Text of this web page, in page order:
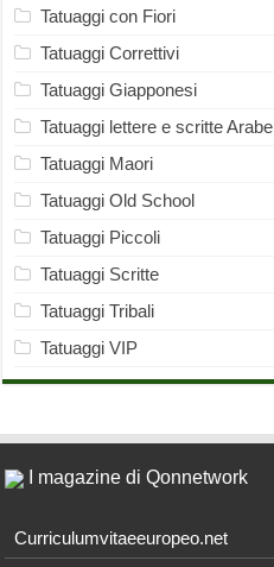
Tatuaggi con Fiori
Tatuaggi Correttivi
Tatuaggi Giapponesi
Tatuaggi lettere e scritte Arabe
Tatuaggi Maori
Tatuaggi Old School
Tatuaggi Piccoli
Tatuaggi Scritte
Tatuaggi Tribali
Tatuaggi VIP
I magazine di Qonnetwork
Curriculumvitaeeuropeo.net